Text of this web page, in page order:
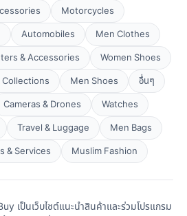
Motorcycles
Automobiles
Men Clothes
& Accessories
Women Shoes
Men Shoes
อื่นๆ
Cameras & Drones
Watches
Travel & Luggage
Men Bags
& Services
Muslim Fashion
เป็นเว็บไซต์แนะนำสินค้าและร่วมโปรแกรม